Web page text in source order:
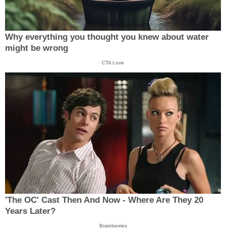
Why everything you thought you knew about water
might be wrong
CTA Love
'The OC' Cast Then And Now - Where Are They 20
Years Later?
Brainberries